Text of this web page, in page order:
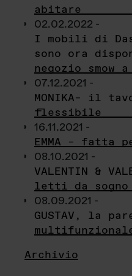
abitare
02.02.2022 -
I mobili di Das
sono ora
negozio smow a
07.12.2021 -
MONIKA– il
flessibile
16.11.2021 -
EMMA –
08.10.2021 -
VALENTIN &
letti da sogno
08.09.2021 -
GUSTAV, la
Archivio